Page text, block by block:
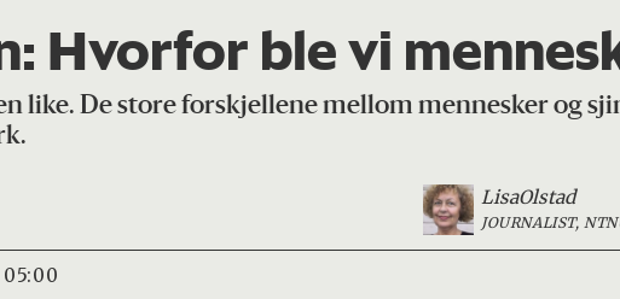
Hvorfor ble vi
like. De store forskjellene mellom mennesker og
LisaOlstad
JOURNALIST,
05:00